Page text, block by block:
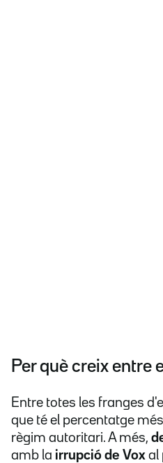
Per què creix entre
Entre totes les franges
que té el percentatge
règim autoritari. A més,
amb la irrupció de Vox al